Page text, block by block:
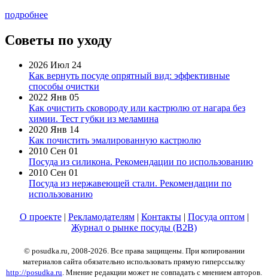
подробнее
Советы по уходу
2026 Июл 24
Как вернуть посуде опрятный вид: эффективные
способы очистки
2022 Янв 05
Как очистить сковороду или кастрюлю от нагара без
химии. Тест губки из меламина
2020 Янв 14
Как почистить эмалированную кастрюлю
2010 Сен 01
Посуда из силикона. Рекомендации по использованию
2010 Сен 01
Посуда из нержавеющей стали. Рекомендации по
использованию
О проекте| Рекламодателям| Контакты| Посуда оптом|
Журнал о рынке посуды (B2B)
© posudka.ru, 2008-2026. Все права защищены. При копировании
материалов сайта обязательно использовать прямую гиперссылку
http://posudka.ru. Мнение редакции может не совпадать с мнением авторов.